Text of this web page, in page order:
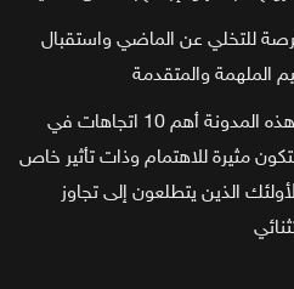
للتخلي عن الماضي واستقبال
في هذا السياق، نقدم لكم في هذه المدونة أهم 10 اتجاهات في
مثيرة للاهتمام وذات تأثير خاص
ملهمة لأولئك الذين يتطلعون إلى تجاوز